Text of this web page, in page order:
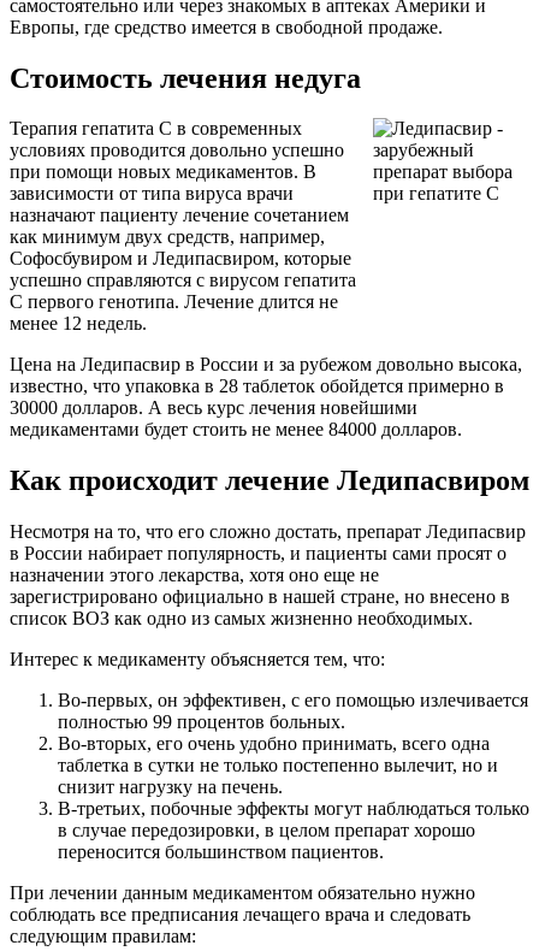
самостоятельно или через знакомых в аптеках Америки и
Европы, где средство имеется в свободной продаже.
Стоимость лечения недуга
Терапия гепатита С в современных
условиях проводится довольно успешно
при помощи новых медикаментов. В
зависимости от типа вируса врачи
назначают пациенту лечение сочетанием
как минимум двух средств, например,
Софосбувиром и Ледипасвиром, которые
успешно справляются с вирусом гепатита
С первого генотипа. Лечение длится не
менее 12 недель.
Цена на Ледипасвир в России и за рубежом довольно высока,
известно, что упаковка в 28 таблеток обойдется примерно в
30000 долларов. А весь курс лечения новейшими
медикаментами будет стоить не менее 84000 долларов.
Как происходит лечение Ледипасвиром
Несмотря на то, что его сложно достать, препарат Ледипасвир
в России набирает популярность, и пациенты сами просят о
назначении этого лекарства, хотя оно еще не
зарегистрировано официально в нашей стране, но внесено в
список ВОЗ как одно из самых жизненно необходимых.
Интерес к медикаменту объясняется тем, что:
Во-первых, он эффективен, с его помощью излечивается
полностью 99 процентов больных.
Во-вторых, его очень удобно принимать, всего одна
таблетка в сутки не только постепенно вылечит, но и
снизит нагрузку на печень.
В-третьих, побочные эффекты могут наблюдаться только
в случае передозировки, в целом препарат хорошо
переносится большинством пациентов.
При лечении данным медикаментом обязательно нужно
соблюдать все предписания лечащего врача и следовать
следующим правилам: